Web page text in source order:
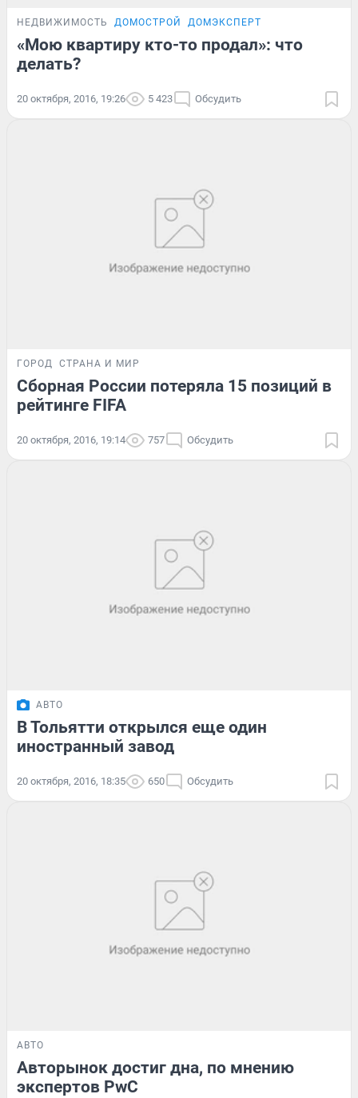
НЕДВИЖИМОСТЬ ДОМОСТРОЙ ДОМЭКСПЕРТ
«Мою квартиру кто-то продал»: что
делать?
20 октября, 2016, 19:26 5 423 Обсудить
ГОРОД СТРАНА И МИР
Сборная России потеряла 15 позиций в
рейтинге FIFA
20 октября, 2016, 19:14 757 Обсудить
АВТО
В Тольятти открылся еще один
иностранный завод
20 октября, 2016, 18:35 650 Обсудить
АВТО
Авторынок достиг дна, по мнению
экспертов PwC